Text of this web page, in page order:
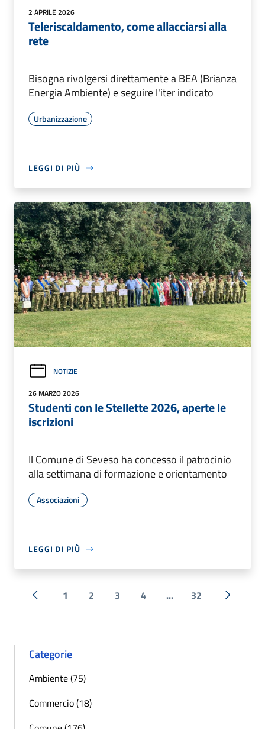
2 APRILE 2026
Teleriscaldamento, come allacciarsi alla
rete
Bisogna rivolgersi direttamente a BEA (Brianza
Energia Ambiente) e seguire l'iter indicato
Urbanizzazione
LEGGI DI PIÙ
NOTIZIE
26 MARZO 2026
Studenti con le Stellette 2026, aperte le
iscrizioni
Il Comune di Seveso ha concesso il patrocinio
alla settimana di formazione e orientamento
Associazioni
LEGGI DI PIÙ
« Precedente
1 2 3 4 ... 32
Categorie
Ambiente (75)
Commercio (18)